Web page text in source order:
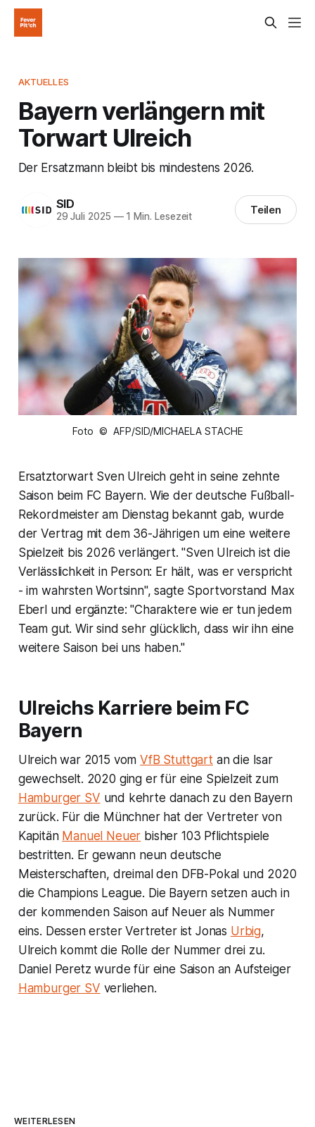
AKTUELLES
Bayern verlängern mit
Torwart Ulreich
Der Ersatzmann bleibt bis mindestens 2026.
SID
29 Juli 2025 —1 Min. Lesezeit Teilen
Foto © AFP/SID/MICHAELA STACHE
Ersatztorwart Sven Ulreich geht in seine zehnte
Saison beim FC Bayern. Wie der deutsche Fußball-
Rekordmeister am Dienstag bekannt gab, wurde
der Vertrag mit dem 36-Jährigen um eine weitere
Spielzeit bis 2026 verlängert. "Sven Ulreich ist die
Verlässlichkeit in Person: Er hält, was er verspricht
- im wahrsten Wortsinn", sagte Sportvorstand Max
Eberl und ergänzte: "Charaktere wie er tun jedem
Team gut. Wir sind sehr glücklich, dass wir ihn eine
weitere Saison bei uns haben."
Ulreichs Karriere beim FC
Bayern
Ulreich war 2015 vomVfB Stuttgartan die Isar
gewechselt. 2020 ging er für eine Spielzeit zum
Hamburger SV und kehrte danach zu den Bayern
zurück. Für die Münchner hat der Vertreter von
Kapitän Manuel Neuer bisher 103 Pflichtspiele
bestritten. Er gewann neun deutsche
Meisterschaften, dreimal den DFB-Pokal und 2020
die Champions League. Die Bayern setzen auch in
der kommenden Saison auf Neuer als Nummer
eins. Dessen erster Vertreter ist Jonas Urbig,
Ulreich kommt die Rolle der Nummer drei zu.
Daniel Peretz wurde für eine Saison an Aufsteiger
Hamburger SV verliehen.
WEITERLESEN